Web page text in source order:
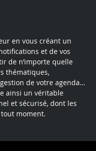
en vous créant un
et de vos
de n’importe quelle
thématiques,
de votre agenda…
ainsi un véritable
et sécurisé, dont les
moment.